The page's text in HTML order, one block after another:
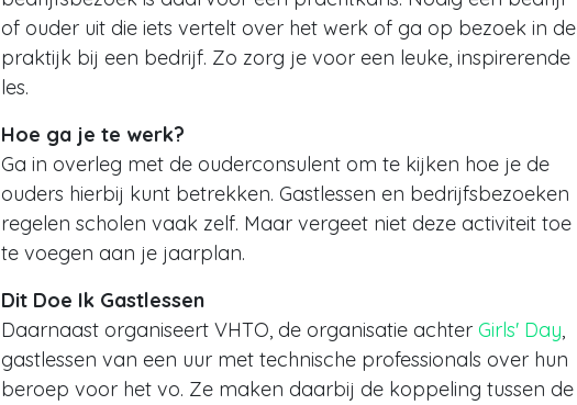
of ouder uit die iets vertelt over het werk of ga op bezoek in de
praktijk bij een bedrijf. Zo zorg je voor een leuke, inspirerende
les.
Hoe ga je te werk?
Ga in overleg met de ouderconsulent om te kijken hoe je de
ouders hierbij kunt betrekken. Gastlessen en bedrijfsbezoeken
regelen scholen vaak zelf. Maar vergeet niet deze activiteit toe
te voegen aan je jaarplan.
Dit Doe Ik Gastlessen
Daarnaast organiseert VHTO, de organisatie achter Girls' Day,
gastlessen van een uur met technische professionals over hun
beroep voor het vo. Ze maken daarbij de koppeling tussen de